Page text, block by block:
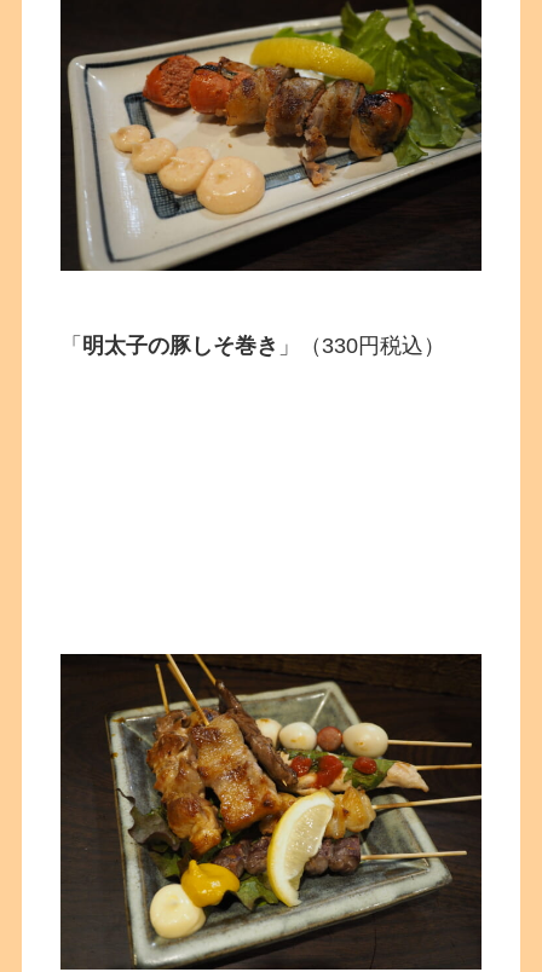
「 明太子の豚しそ巻き 」（330円税込）